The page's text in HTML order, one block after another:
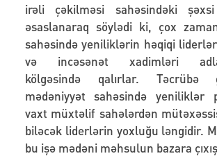
irəli çəkilməsi sahəsindəki
əsaslanaraq söylədi ki, çox
sahəsində yeniliklərin həqiqi
və incəsənət xadimləri
kölgəsində qalırlar.
mədəniyyət sahəsində yeniliklər
vaxt müxtəlif sahələrdən
biləcək liderlərin yoxluğu ləngidir.
bu işə mədəni məhsulun bazara